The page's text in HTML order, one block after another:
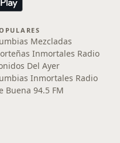
Mezcladas
Inmortales Radio
Del Ayer
Inmortales Radio
Buena 94.5 FM